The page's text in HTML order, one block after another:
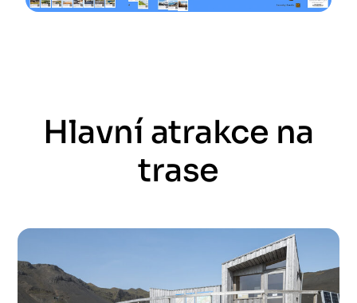
Hlavní atrakce na
trase